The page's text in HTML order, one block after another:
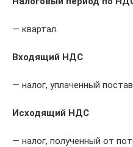
— квартал.
Входящий НДС
— налог, уплаченный
Исходящий НДС
— налог, полученный от